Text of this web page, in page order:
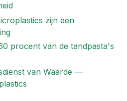
zijn een
procent van de tandpasta's
van Waarde —